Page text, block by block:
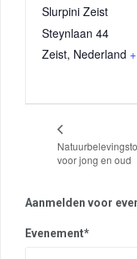
Slurpini Zeist
Steynlaan 44
Zeist, Nederland
voor jong en oud
Aanmelden voor
Evenement*